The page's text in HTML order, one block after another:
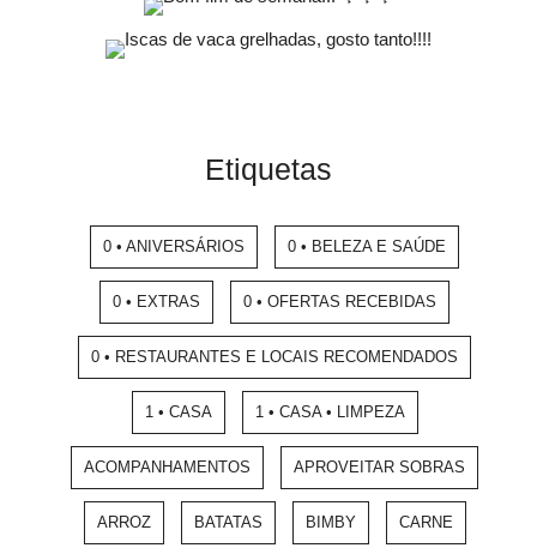
Etiquetas
0 • ANIVERSÁRIOS 0 • BELEZA E SAÚDE
0 • EXTRAS 0 • OFERTAS RECEBIDAS
0 • RESTAURANTES E LOCAIS RECOMENDADOS
1 • CASA 1 • CASA • LIMPEZA
ACOMPANHAMENTOS APROVEITAR SOBRAS
ARROZ BATATAS BIMBY CARNE